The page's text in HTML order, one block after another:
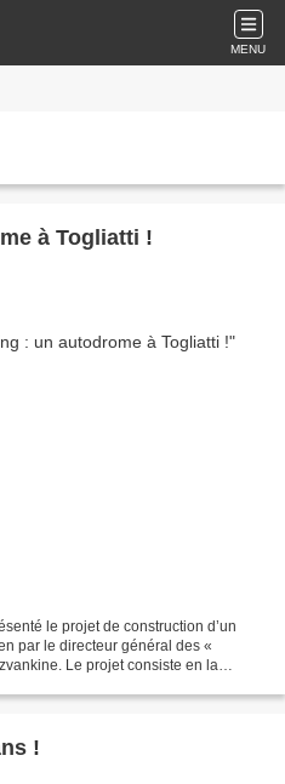
MENU
à Togliatti !
le projet de construction d’un
par le directeur général des «
Le projet consiste en la
!